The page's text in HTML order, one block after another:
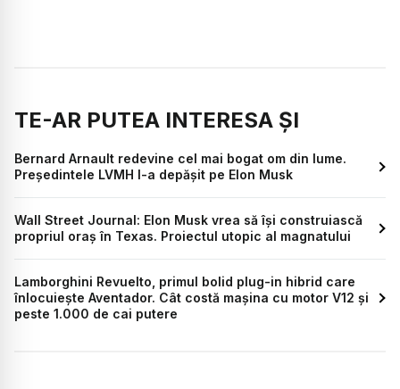
TE-AR PUTEA INTERESA ȘI
Bernard Arnault redevine cel mai bogat om din lume.
Președintele LVMH l-a depășit pe Elon Musk
Wall Street Journal: Elon Musk vrea să își construiască
propriul oraș în Texas. Proiectul utopic al magnatului
Lamborghini Revuelto, primul bolid plug-in hibrid care
înlocuiește Aventador. Cât costă mașina cu motor V12 și
peste 1.000 de cai putere